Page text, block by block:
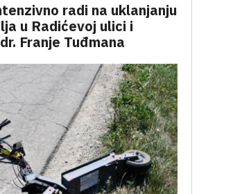
radi na uklanjanju
u Radićevoj ulici i
Franje Tuđmana